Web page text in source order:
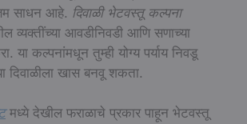
साधन आहे. दिवाळी भेटवस्तू कल्पना
व्यक्तींच्या आवडीनिवडी आणि सणाच्या
या कल्पनांमधून तुम्ही योग्य पर्याय निवडू
दिवाळीला खास बनवू शकता.
मध्ये देखील फराळाचे प्रकार पाहून भेटवस्तू